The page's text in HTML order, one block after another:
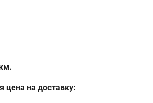
цена на доставку: